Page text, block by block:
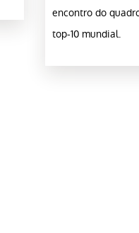
encontro do
top-10 mundial.